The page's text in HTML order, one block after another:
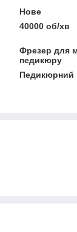
Нове
40000 об/хв
Фрезер для
педикюру
Педикюрний